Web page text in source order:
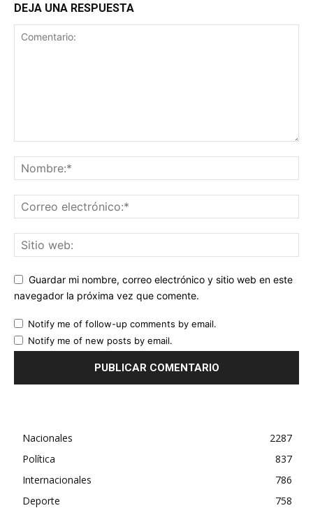
DEJA UNA RESPUESTA
Guardar mi nombre, correo electrónico y sitio web en este
navegador la próxima vez que comente.
Notify me of follow-up comments by email.
Notify me of new posts by email.
Nacionales
2287
Política
837
Internacionales
786
Deporte
758